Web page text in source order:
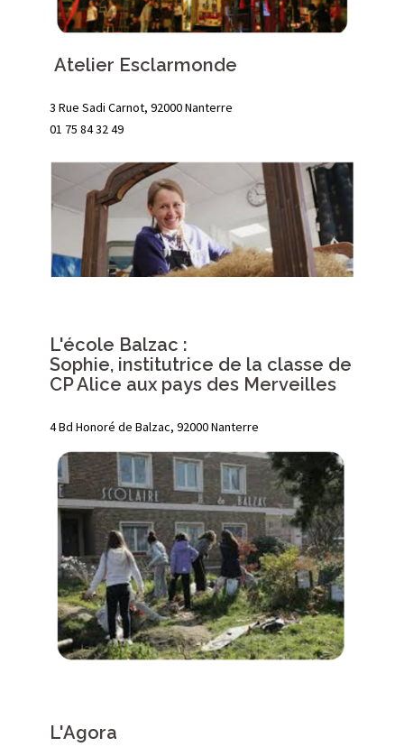
Atelier Esclarmonde
3 Rue Sadi Carnot, 92000 Nanterre
01 75 84 32 49
L'école Balzac :
Sophie, institutrice de la classe de
CP Alice aux pays des Merveilles
4 Bd Honoré de Balzac, 92000 Nanterre
L'Agora